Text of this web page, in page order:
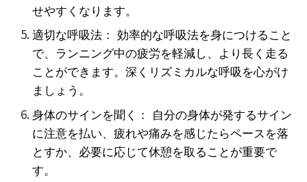
せやすくなります。
適切な呼吸法： 効率的な呼吸法を身につけること
で、ランニング中の疲労を軽減し、より長く走る
ことができます。深くリズミカルな呼吸を心がけ
ましょう。
身体のサインを聞く： 自分の身体が発するサイン
に注意を払い、疲れや痛みを感じたらペースを落
とすか、必要に応じて休憩を取ることが重要で
す。